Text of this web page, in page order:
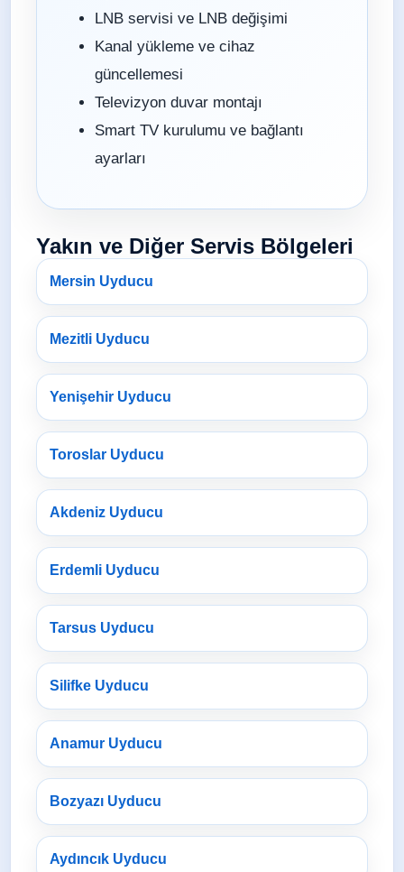
LNB servisi ve LNB değişimi
Kanal yükleme ve cihaz
güncellemesi
Televizyon duvar montajı
Smart TV kurulumu ve bağlantı
ayarları
Yakın ve Diğer Servis Bölgeleri
Mersin Uyducu
Mezitli Uyducu
Yenişehir Uyducu
Toroslar Uyducu
Akdeniz Uyducu
Erdemli Uyducu
Tarsus Uyducu
Silifke Uyducu
Anamur Uyducu
Bozyazı Uyducu
Aydıncık Uyducu